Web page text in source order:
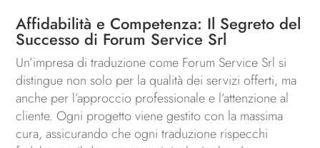
Affidabilità e Competenza: Il Segreto del
Successo di Forum Service Srl
Un’impresa di traduzione come Forum Service Srl si
distingue non solo per la qualità dei servizi offerti, ma
anche per l’approccio professionale e l’attenzione al
cliente. Ogni progetto viene gestito con la massima
cura, assicurando che ogni traduzione rispecchi